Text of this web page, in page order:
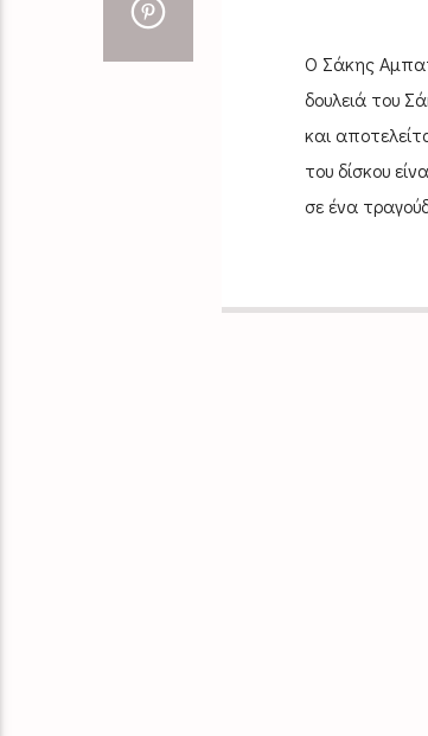
Ο Σάκης
δουλειά του
και
του δίσκου
σε ένα